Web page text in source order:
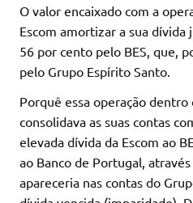
O valor encaixado com a
Escom amortizar a sua
56 por cento pelo BES, que,
pelo Grupo Espírito Santo.
Porquê essa operação dentro
consolidava as suas contas
elevada dívida da Escom ao
ao Banco de Portugal,
apareceria nas contas do